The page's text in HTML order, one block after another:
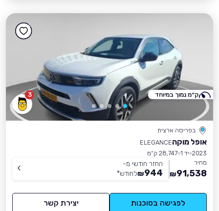
3
בפריסה ארצית
אופל מוקהELEGANCE
2023 יד 1
28,747 ק״מ
מחיר
91,538
₪
החזר חודשי מ-
944
₪לחודש*
לפגישה בסוכנות יצירת קשר
ק״מ נמוך במיוחד